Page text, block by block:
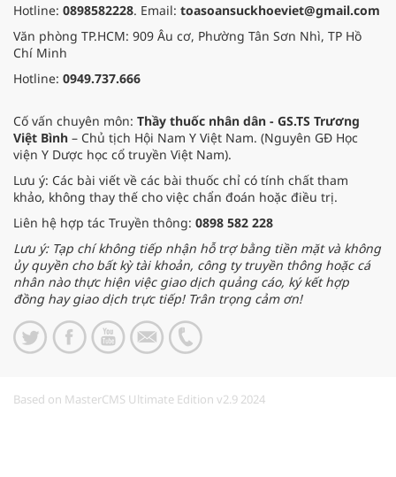
Hotline: 0898582228. Email: toasoansuckhoeviet@gmail.com
Văn phòng TP.HCM: 909 Âu cơ, Phường Tân Sơn Nhì, TP Hồ
Chí Minh
Hotline: 0949.737.666
Cố vấn chuyên môn: Thầy thuốc nhân dân - GS.TS Trương
Việt Bình – Chủ tịch Hội Nam Y Việt Nam. (Nguyên GĐ Học
viện Y Dược học cổ truyền Việt Nam).
Lưu ý: Các bài viết về các bài thuốc chỉ có tính chất tham
khảo, không thay thế cho việc chẩn đoán hoặc điều trị.
Liên hệ hợp tác Truyền thông: 0898 582 228
Lưu ý: Tạp chí không tiếp nhận hỗ trợ bằng tiền mặt và không
ủy quyền cho bất kỳ tài khoản, công ty truyền thông hoặc cá
nhân nào thực hiện việc giao dịch quảng cáo, ký kết hợp
đồng hay giao dịch trực tiếp! Trân trọng cảm ơn!
Based on MasterCMS Ultimate Edition v2.9 2024